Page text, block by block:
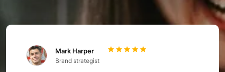
Mark Harper
Brand strategist